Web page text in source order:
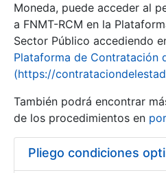
Moneda, puede acceder al
a FNMT-RCM en la
Sector Público accediendo
Plataforma de Contratación
(https://
También podrá encontrar
de los procedimientos en